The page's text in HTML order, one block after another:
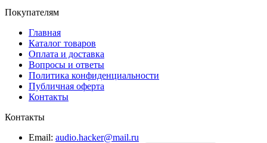
Покупателям
Главная
Каталог товаров
Оплата и доставка
Вопросы и ответы
Политика конфиденциальности
Публичная оферта
Контакты
Контакты
Email: audio.hacker@mail.ru